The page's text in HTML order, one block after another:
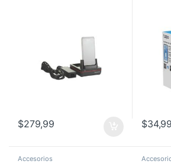
$279,99 $34,99
Accesorios